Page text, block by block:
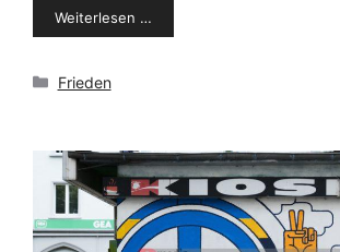
Weiterlesen …
Kategorien
Frieden